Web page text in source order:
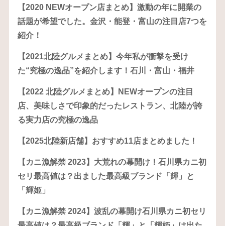
【2020 NEWオープン店まとめ】激動の年に開業の
話題が希望でした。金沢・能登・富山の注目店7つを
紹介！
【2021北陸グルメまとめ】今年私が衝撃を受け
た“究極の逸品”を紹介します！石川・富山・福井
【2022 北陸グルメまとめ】NEWオープンの注目
店、美味しさで印象的だったレストラン、北陸が誇
る実力店の究極の逸品
【2025北陸新店舗】おすすめ11店まとめました！
【カニ漁解禁 2023】大荒れの幕開け！石川県カニ初
セリ最高値は？出ました最高級ブランド「輝」と
「輝姫」
【カニ漁解禁 2024】波乱の幕開け石川県カニ初セリ